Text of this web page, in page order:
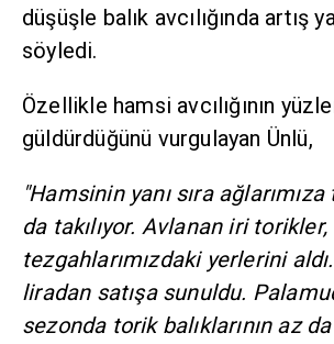
düşüşle balık avcılığında artış
söyledi.
Özellikle hamsi avcılığının
güldürdüğünü vurgulayan Ünlü,
"Hamsinin yanı sıra
da takılıyor. Avlanan iri torikler,
tezgahlarımızdaki yerlerini
liradan satışa sunuldu.
sezonda torik balıklarının az